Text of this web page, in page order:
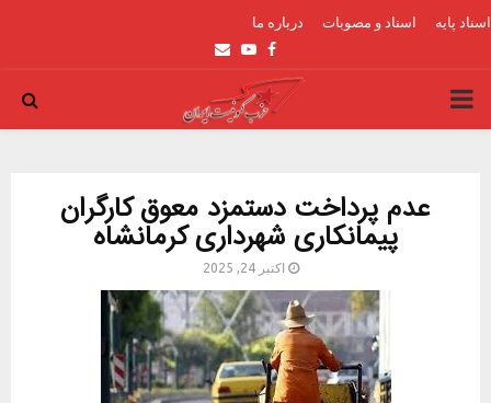
اسناد پایه اسناد و مصوبات درباره ما
Facebook
Youtube
Email
PRIMARY
عدم پرداخت دستمزد معوق کارگران
پیمانکاری شهرداری کرمانشاه
اکتبر 24, 2025